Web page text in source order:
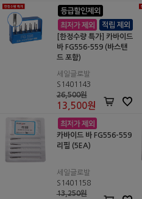
[한정수량 특가] 카바이드
바 FG556-559 (바스탠
드 포함)
세일글로발
S1401143
26,500원
13,500원
카바이드 바 FG556-559
리필 (5EA)
세일글로발
S1401158
13,250원